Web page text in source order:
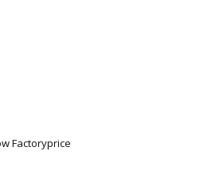
Factoryprice